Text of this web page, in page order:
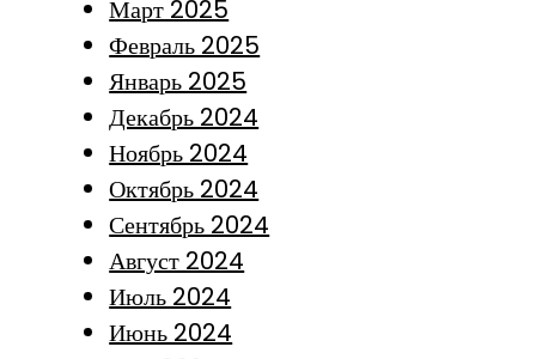
Март 2025
Февраль 2025
Январь 2025
Декабрь 2024
Ноябрь 2024
Октябрь 2024
Сентябрь 2024
Август 2024
Июль 2024
Июнь 2024